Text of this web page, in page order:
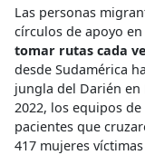
Las personas
círculos de apoyo en
tomar rutas cada
desde Sudamérica
jungla del Darién en
2022, los equipos
pacientes que
417 mujeres